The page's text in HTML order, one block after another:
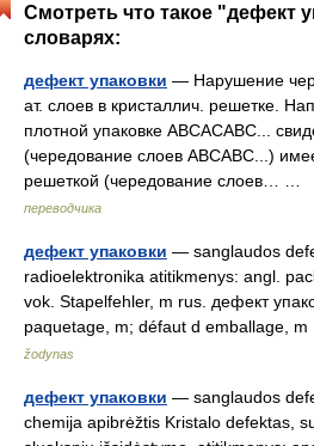
Смотреть что такое "дефект
словарях:
дефект упаковки — Нарушение
ат. слоев в кристаллич. решетке.
плотной упаковке АВСАСАВС...
(чередование слоев АВСАВС...)
решеткой (чередование слоев… …
переводчика
дефект упаковки — sanglaudos
radioelektronika atitikmenys: angl.
vok. Stapelfehler, m rus. дефект
paquetage, m; défaut d emballage,
žodynas
дефект упаковки — sanglaudos
chemija apibrėžtis Kristalo defektas,